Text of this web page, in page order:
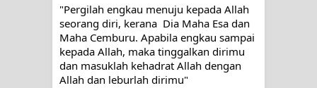
Pada Pakaian, Tetapi Pada Qalbi"
Secara Biologis Manusia itu Sama,
Dengan Tingkat Kesadaran yang
"Pergilah engkau menuju kepada Allah
seorang diri, kerana  Dia Maha Esa dan
Maha Cemburu. Apabila engkau sampai
kepada Allah, maka tinggalkan dirimu
dan masuklah kehadrat Allah dengan
Allah dan leburlah dirimu"